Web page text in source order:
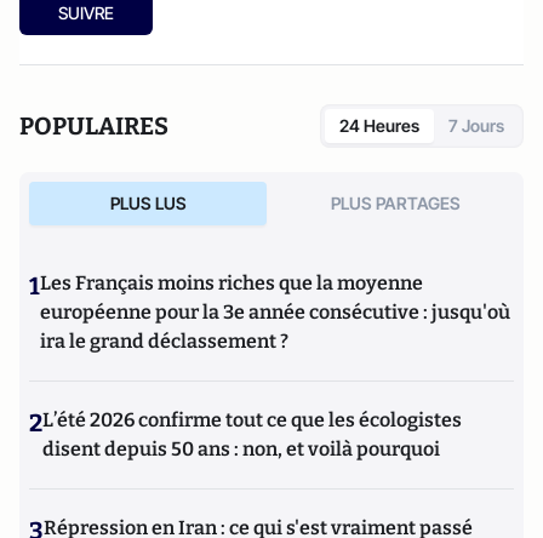
SUIVRE
POPULAIRES 24 Heures 7 Jours
PLUS LUS PLUS PARTAGES
1Les Français moins riches que la moyenne
européenne pour la 3e année consécutive : jusqu'où
ira le grand déclassement ?
2L’été 2026 confirme tout ce que les écologistes
disent depuis 50 ans : non, et voilà pourquoi
3Répression en Iran : ce qui s'est vraiment passé